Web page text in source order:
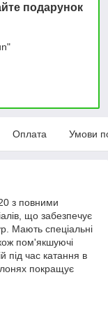
подарунок
Оплата Умови
з повними
що забезпечує
Мають спеціальні
пом'якшуючі
під час катання в
покращує